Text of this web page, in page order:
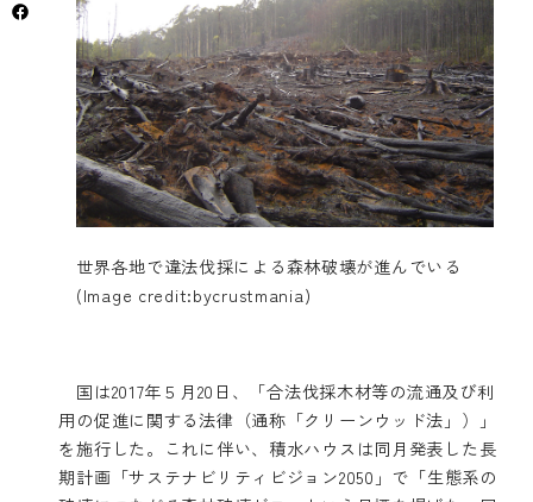
世界各地で違法伐採による森林破壊が進んでいる
(Image credit:bycrustmania)
国は2017年５月20日、「合法伐採木材等の流通及び利
用の促進に関する法律（通称「クリーンウッド法」）」
を施行した。これに伴い、積水ハウスは同月発表した長
期計画「サステナビリティビジョン2050」で「生態系の